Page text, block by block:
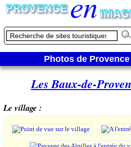
Photos de Provence
Les Baux-de-
Le village :